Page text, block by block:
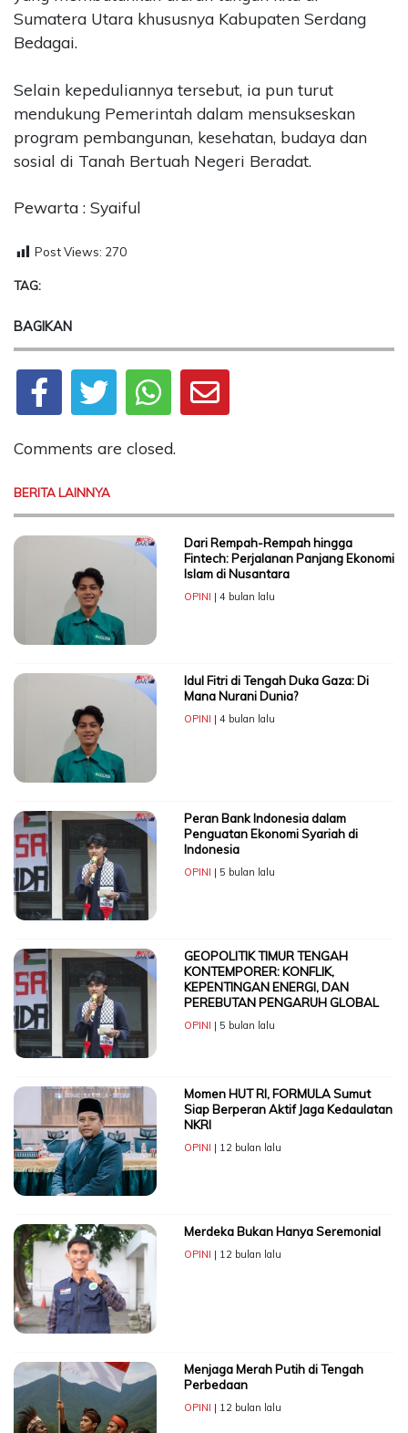
Sumatera Utara khususnya Kabupaten Serdang
Bedagai.
Selain kepeduliannya tersebut, ia pun turut
mendukung Pemerintah dalam mensukseskan
program pembangunan, kesehatan, budaya dan
sosial di Tanah Bertuah Negeri Beradat.
Pewarta : Syaiful
Post Views: 270
TAG:
BAGIKAN
Comments are closed.
BERITA LAINNYA
Dari Rempah-Rempah hingga
Fintech: Perjalanan Panjang Ekonomi
Islam di Nusantara
OPINI | 4 bulan lalu
Idul Fitri di Tengah Duka Gaza: Di
Mana Nurani Dunia?
OPINI | 4 bulan lalu
Peran Bank Indonesia dalam
Penguatan Ekonomi Syariah di
Indonesia
OPINI | 5 bulan lalu
GEOPOLITIK TIMUR TENGAH
KONTEMPORER: KONFLIK,
KEPENTINGAN ENERGI, DAN
PEREBUTAN PENGARUH GLOBAL
OPINI | 5 bulan lalu
Momen HUT RI, FORMULA Sumut
Siap Berperan Aktif Jaga Kedaulatan
NKRI
OPINI | 12 bulan lalu
Merdeka Bukan Hanya Seremonial
OPINI | 12 bulan lalu
Menjaga Merah Putih di Tengah
Perbedaan
OPINI | 12 bulan lalu